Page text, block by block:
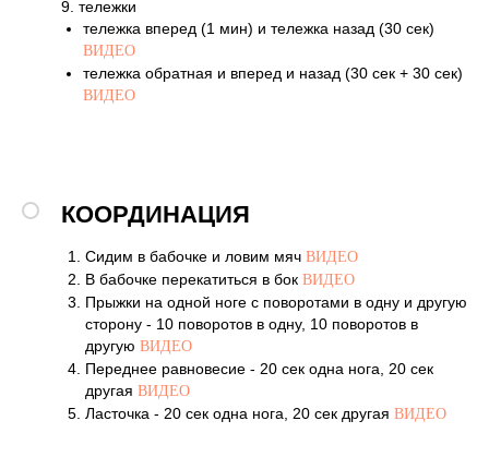
9. тележки
тележка вперед (1 мин) и тележка назад (30 сек)
ВИДЕО
тележка обратная и вперед и назад (30 сек + 30 сек)
ВИДЕО
КООРДИНАЦИЯ
Сидим в бабочке и ловим мяч ВИДЕО
В бабочке перекатиться в бок ВИДЕО
Прыжки на одной ноге с поворотами в одну и другую
сторону - 10 поворотов в одну, 10 поворотов в
другую ВИДЕО
Переднее равновесие - 20 сек одна нога, 20 сек
другая ВИДЕО
Ласточка - 20 сек одна нога, 20 сек другая ВИДЕО